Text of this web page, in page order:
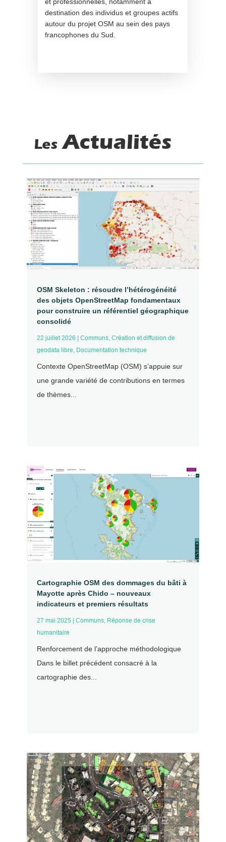
et professionnelles, notamment à
destination des individus et groupes actifs
autour du projet OSM au sein des pays
francophones du Sud.
LesActualités
OSM Skeleton : résoudre l’hétérogénéité
des objets OpenStreetMap fondamentaux
pour construire un référentiel géographique
consolidé
22 juillet 2026 Communs, Création et diffusion de
geodata libre, Documentation technique
Contexte OpenStreetMap (OSM) s’appuie sur
une grande variété de contributions en termes
de thèmes...
Cartographie OSM des dommages du bâti à
Mayotte après Chido – nouveaux
indicateurs et premiers résultats
27 mai 2025 Communs, Réponse de crise
humanitaire
Renforcement de l’approche méthodologique
Dans le billet précédent consacré à la
cartographie des...